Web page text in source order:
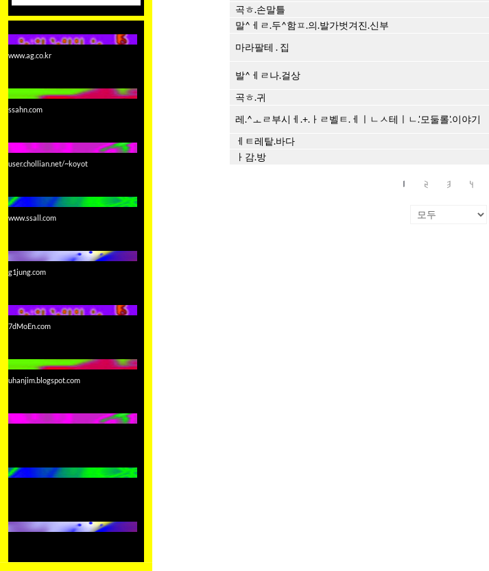
곡ㅎ.손말틀
말^ㅔㄹ.두^함ㅍ.의.발가벗겨진.신부
마라팔테 . 집
발^ㅔㄹ나.걸상
곡ㅎ.귀
레.^ㅗㄹ부시ㅔ.+.ㅏㄹ벨ㅌ.ㅔㅣㄴㅅ테ㅣㄴ.'모둘롤'.이야기
ㅔㅌ레탙.바다
ㅏ감.방
1 2 3 4
www.ag.co.kr
ssahn.com
user.chollian.net/~koyot
www.ssall.com
g1jung.com
7dMoEn.com
uhanjim.blogspot.com